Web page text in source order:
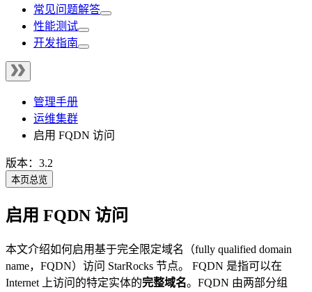
常见问题解答
性能测试
开发指南
管理手册
运维集群
启用 FQDN 访问
版本：3.2
本页总览
启用 FQDN 访问
本文介绍如何启用基于完全限定域名（fully qualified domain
name，FQDN）访问 StarRocks 节点。 FQDN 是指可以在
Internet 上访问的特定实体的完整域名。FQDN 由两部分组